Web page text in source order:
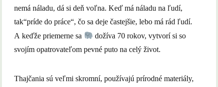
nemá náladu, dá si deň voľna. Keď má náladu na ľudí,
tak“príde do práce“, čo sa deje častejšie, lebo má rád ľudí.
A keďže priemerne sa
dožíva 70 rokov, vytvorí si so
svojím opatrovateľom pevné puto na celý život.
Thajčania sú veľmi skromní, používajú prírodné materiály,